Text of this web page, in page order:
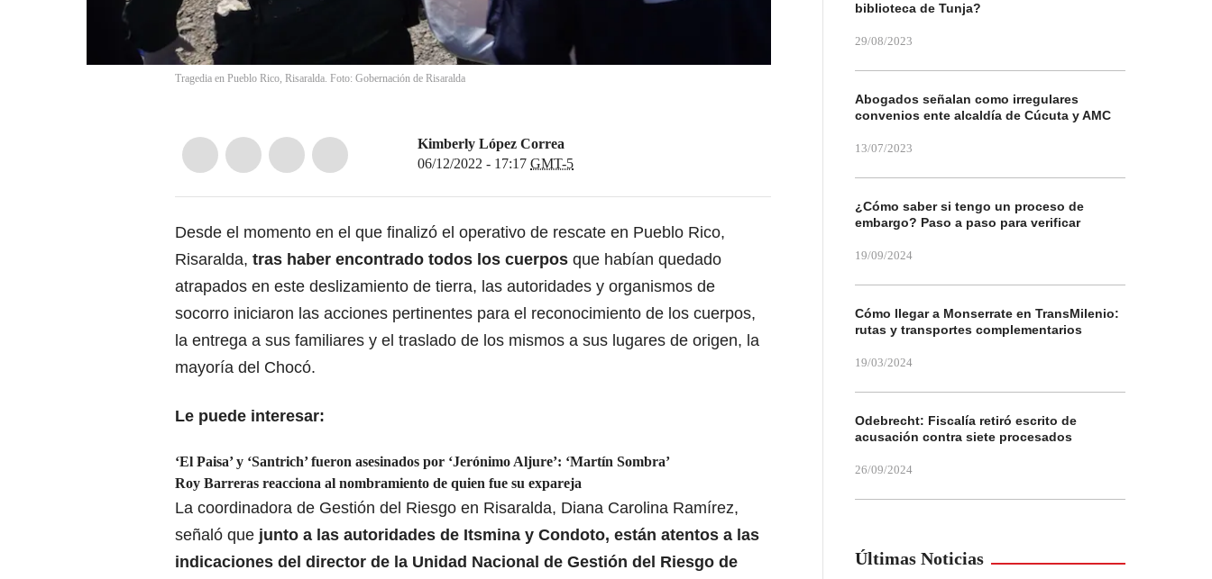
Tragedia en Pueblo Rico, Risaralda. Foto: Gobernación de Risaralda
Kimberly López Correa
06/12/2022 - 17:17 GMT-5
Desde el momento en el que finalizó el operativo de rescate en Pueblo Rico,
Risaralda, tras haber encontrado todos los cuerpos que habían quedado
atrapados en este deslizamiento de tierra, las autoridades y organismos de
socorro iniciaron las acciones pertinentes para el reconocimiento de los cuerpos,
la entrega a sus familiares y el traslado de los mismos a sus lugares de origen, la
mayoría del Chocó.
Le puede interesar:
‘El Paisa’ y ‘Santrich’ fueron asesinados por ‘Jerónimo Aljure’: ‘Martín Sombra’
Roy Barreras reacciona al nombramiento de quien fue su expareja
La coordinadora de Gestión del Riesgo en Risaralda, Diana Carolina Ramírez,
señaló que junto a las autoridades de Itsmina y Condoto, están atentos a las
indicaciones del director de la Unidad Nacional de Gestión del Riesgo de
biblioteca de Tunja?
29/08/2023
Abogados señalan como irregulares
convenios ente alcaldía de Cúcuta y AMC
13/07/2023
¿Cómo saber si tengo un proceso de
embargo? Paso a paso para verificar
19/09/2024
Cómo llegar a Monserrate en TransMilenio:
rutas y transportes complementarios
19/03/2024
Odebrecht: Fiscalía retiró escrito de
acusación contra siete procesados
26/09/2024
Últimas Noticias